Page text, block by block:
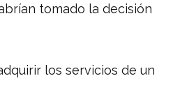
tomado la decisión
los servicios de un